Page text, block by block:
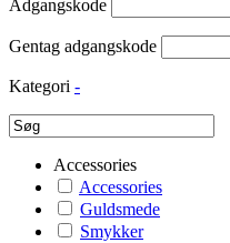
Adgangskode
Gentag adgangskode
Kategori -
Accessories
Accessories
Guldsmede
Smykker